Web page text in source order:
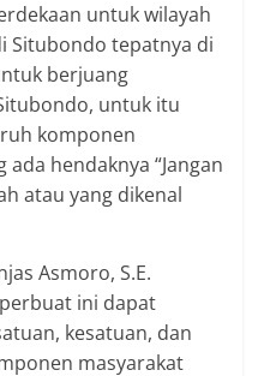
untuk wilayah
Situbondo tepatnya di
berjuang
untuk itu
komponen
hendaknya “Jangan
atau yang dikenal
Asmoro, S.E.
ini dapat
kesatuan, dan
masyarakat